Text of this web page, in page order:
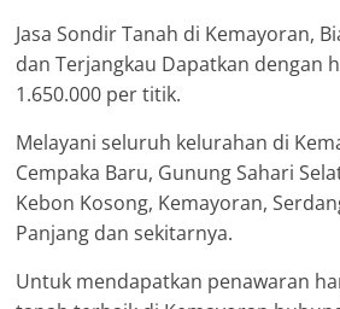
Jasa Sondir Tanah di Kemayoran,
dan Terjangkau Dapatkan dengan
1.650.000 per titik.
Melayani seluruh kelurahan di
Cempaka Baru, Gunung Sahari
Kebon Kosong, Kemayoran,
Panjang dan sekitarnya.
Untuk mendapatkan penawaran